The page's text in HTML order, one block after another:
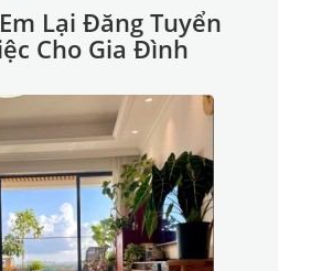
Lại Đăng Tuyển
Cho Gia Đình